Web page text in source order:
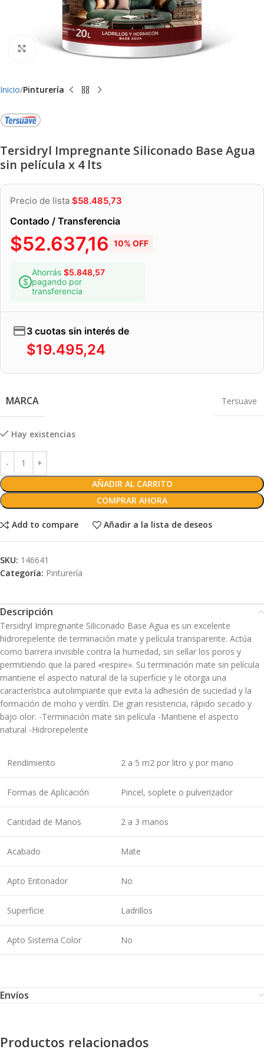
Clic para ampliar
Inicio Pinturería
Tersidryl Impregnante Siliconado Base Agua
sin película x 4 lts
Precio de lista $58.485,73
Contado / Transferencia
$52.637,16 10% OFF
Ahorrás $5.848,57
pagando por
transferencia
3 cuotas sin interés de
$19.495,24
MARCA Tersuave
Hay existencias
AÑADIR AL CARRITO
COMPRAR AHORA
Add to compare Añadir a la lista de deseos
SKU: 146641
Categoría: Pinturería
Descripción
Tersidryl Impregnante Siliconado Base Agua es un excelente
hidrorepelente de terminación mate y película transparente. Actúa
como barrera invisible contra la humedad, sin sellar los poros y
permitiendo que la pared «respire». Su terminación mate sin película
mantiene el aspecto natural de la superficie y le otorga una
característica autolimpiante que evita la adhesión de suciedad y la
formación de moho y verdín. De gran resistencia, rápido secado y
bajo olor. -Terminación mate sin película -Mantiene el aspecto
natural -Hidrorepelente
Rendimiento 2 a 5 m2 por litro y por mano
Formas de Aplicación Pincel, soplete o pulverizador
Cantidad de Manos 2 a 3 manos
Acabado Mate
Apto Entonador No
Superficie Ladrillos
Apto Sistema Color No
Envíos
Productos relacionados